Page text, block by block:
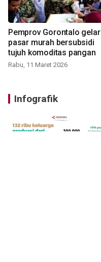
Pemprov Gorontalo gelar
pasar murah bersubsidi
tujuh komoditas pangan
Rabu, 11 Maret 2026
Infografik